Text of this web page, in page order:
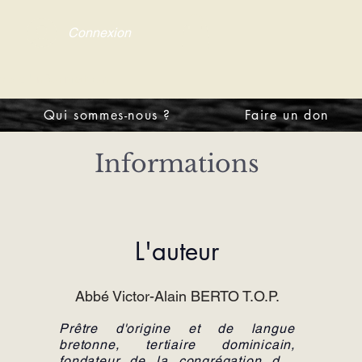
Connexion
Qui sommes-nous ? Faire un don
Informations
L'auteur
Abbé Victor-Alain BERTO T.O.P.
Prêtre d'origine et de langue
bretonne, tertiaire dominicain,